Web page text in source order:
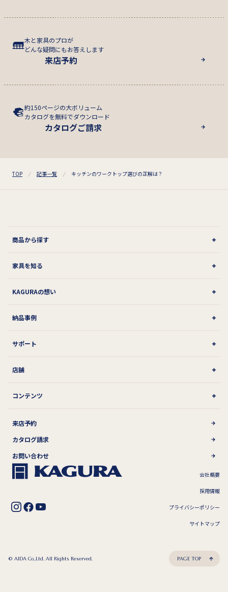
木と家具のプロが
どんな疑問にもお答えします
来店予約
約150ページの大ボリューム
カタログを無料でダウンロード
カタログご請求
TOP 記事一覧 キッチンのワークトップ選びの正解は？
商品から探す
家具を知る
KAGURAの想い
納品事例
サポート
店舗
コンテンツ
来店予約
カタログ請求
お問い合わせ
会社概要
採用情報
プライバシーポリシー
サイトマップ
© AIDA Co,.Ltd. All Rights Reserved. PAGE TOP